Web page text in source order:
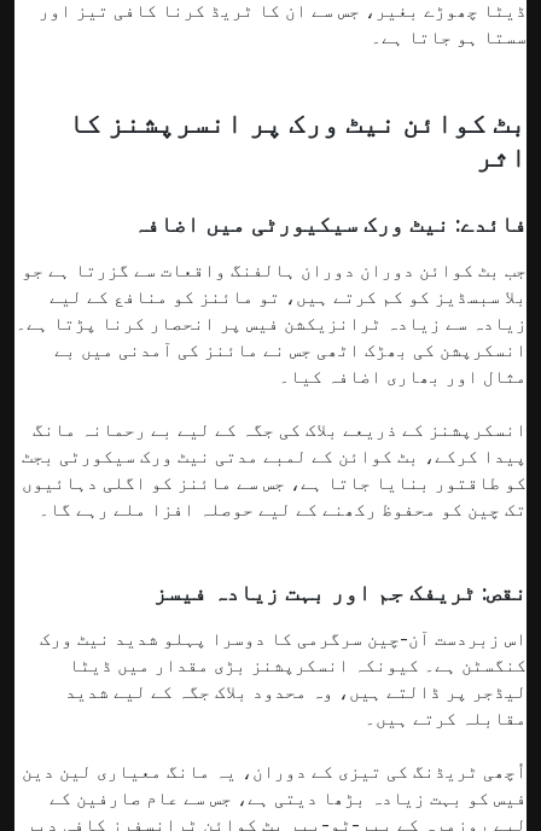
ڈیٹا چھوڑے بغیر، جس سے ان کا ٹریڈ کرنا کافی تیز اور
سستا ہو جاتا ہے۔
بٹ کوائن نیٹ ورک پر انسرپشنز کا
اثر
فائدے: نیٹ ورک سیکیورٹی میں اضافہ
جب بٹ کوائن دوران دوران ہالفنگ واقعات سے گزرتا ہے جو
بلا سبسڈیز کو کم کرتے ہیں، تو مائنز کو منافع کے لیے
زیادہ سے زیادہ ٹرانزیکشن فیس پر انحصار کرنا پڑتا ہے۔
انسکرپشن کی بھڑک اٹھی جس نے مائنز کی آمدنی میں بے
مثال اور بھاری اضافہ کیا۔
انسکرپشنز کے ذریعے بلاک کی جگہ کے لیے بے رحمانہ مانگ
پیدا کرکے، بٹ کوائن کے لمبے مدتی نیٹ ورک سیکورٹی بجٹ
کو طاقتور بنایا جاتا ہے، جس سے مائنز کو اگلی دہائیوں
تک چین کو محفوظ رکھنے کے لیے حوصلہ افزا ملے رہے گا۔
نقص: ٹریفک جم اور بہت زیادہ فیسز
اس زبردست آن-چین سرگرمی کا دوسرا پہلو شدید نیٹ ورک
کنگسٹن ہے۔ کیونکہ انسکرپشنز بڑی مقدار میں ڈیٹا
لیڈجر پر ڈالتے ہیں، وہ محدود بلاک جگہ کے لیے شدید
مقابلہ کرتے ہیں۔
اُچھی ٹریڈنگ کی تیزی کے دوران، یہ مانگ معیاری لین دین
فیس کو بہت زیادہ بڑھا دیتی ہے، جس سے عام صارفین کے
لیے روزمرہ کے پیر-ٹو-پیر بٹ کوائن ٹرانسفرز کافی دیر